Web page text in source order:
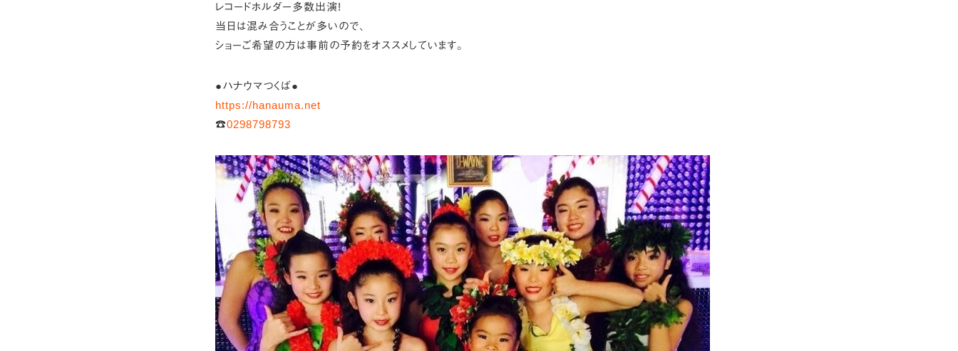
レコードホルダー多数出演!
当日は混み合うことが多いので、
ショーご希望の方は事前の予約をオススメしています。
●ハナウマつくば●
https://hanauma.net
☎0298798793